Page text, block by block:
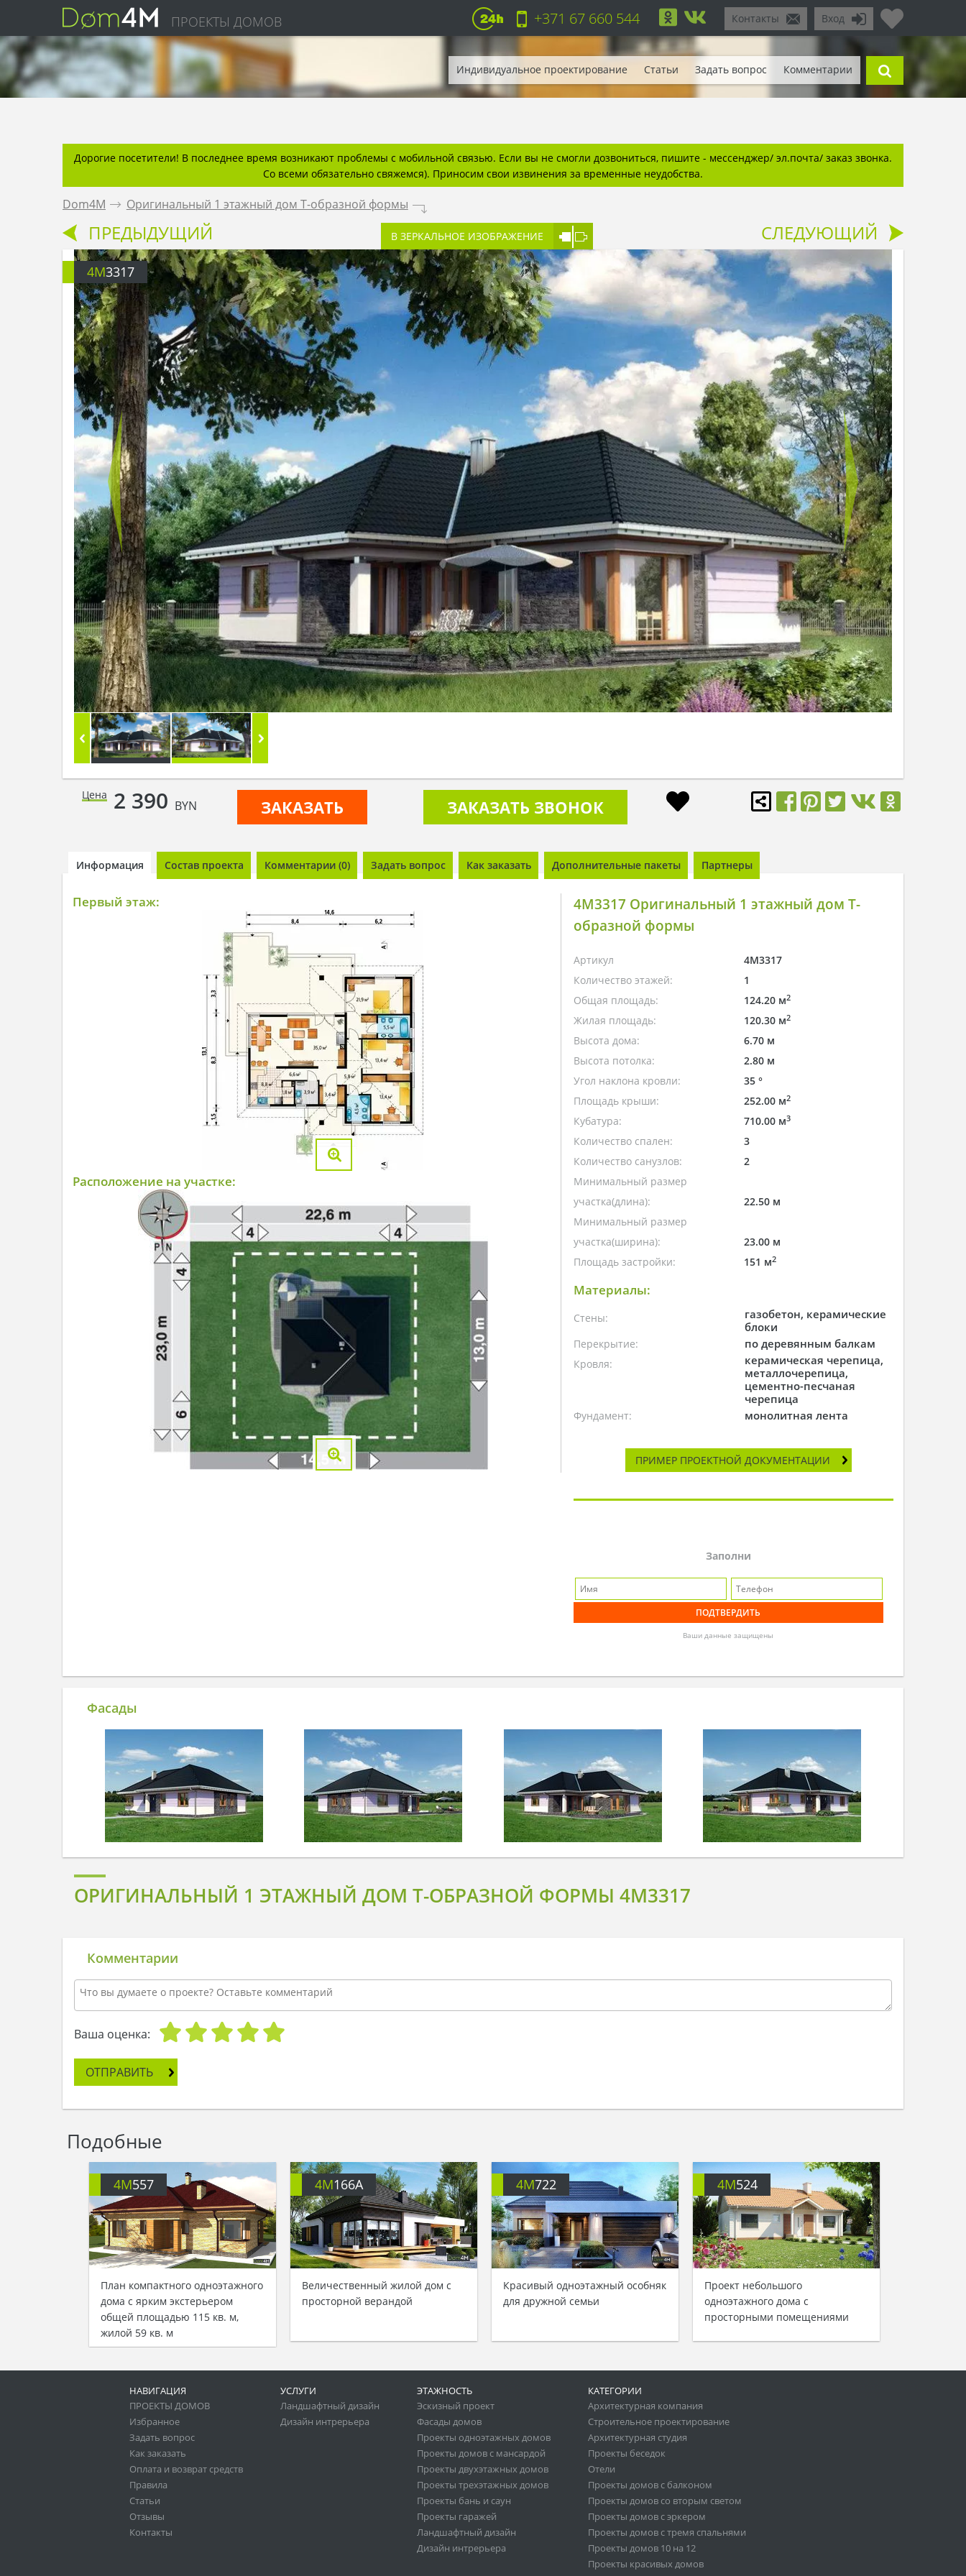
ПРОЕКТЫ ДОМОВ Вход
Контакты
+371 67 660 544
Индивидуальное проектирование Статьи Задать вопрос Комментарии
Дорогие посетители! В последнее время возникают проблемы с мобильной связью. Если вы не смогли дозвониться, пишите - мессенджер/ эл.почта/ заказ звонка.
Со всеми обязательно свяжемся). Приносим свои извинения за временные неудобства.
Dom4M . Оригинальный 1 этажный дом Т-образной формы .
ПРЕДЫДУЩИЙ В ЗЕРКАЛЬНОЕ ИЗОБРАЖЕНИЕ СЛЕДУЮЩИЙ
4M3317
Цена 2 390 BYN ЗАКАЗАТЬ ЗАКАЗАТЬ ЗВОНОК
Информация Состав проекта Комментарии (0) Задать вопрос Как заказать Дополнительные пакеты Партнеры
Первый этаж:
Расположение на участке:
4M3317 Оригинальный 1 этажный дом Т-
образной формы
Артикул
4M3317
Количество этажей:
1
Общая площадь:
124.20 м2
Жилая площадь: 120.30 м2
Высота дома:
6.70 м
Высота потолка:
2.80 м
Угол наклона кровли:
35 °
Площадь крыши:
252.00 м2
Кубатура: 710.00 м3
Количество спален:
3
Количество санузлов:
2
Минимальный размер
участка(длина):
22.50 м
Минимальный размер
участка(ширина):
23.00 м
Площадь застройки:
151 м2
Материалы:
Стены:
газобетон, керамические
блоки
Перекрытие: по деревянным балкам
Кровля:
керамическая черепица,
металлочерепица,
цементно-песчаная
черепица
Фундамент: монолитная лента
ПРИМЕР ПРОЕКТНОЙ ДОКУМЕНТАЦИИ
Заполни
Ваши данные защищены
Фасады
ОРИГИНАЛЬНЫЙ 1 ЭТАЖНЫЙ ДОМ Т-ОБРАЗНОЙ ФОРМЫ 4M3317
Комментарии
Ваша оценка:
ОТПРАВИТЬ
Подобные
4M557
План компактного одноэтажного
дома с ярким экстерьером
общей площадью 115 кв. м,
жилой 59 кв. м
4M166A
Величественный жилой дом с
просторной верандой
4M722
Красивый одноэтажный особняк
для дружной семьи
4M524
Проект небольшого
одноэтажного дома с
просторными помещениями
НАВИГАЦИЯ
ПРОЕКТЫ ДОМОВ
Избранное
Задать вопрос
Как заказать
Оплата и возврат средств
Правила
Статьи
Отзывы
Контакты
УСЛУГИ
Ландшафтный дизайн
Дизайн интрерьера
ЭТАЖНОСТЬ
Эскизный проект
Фасады домов
Проекты одноэтажных домов
Проекты домов с мансардой
Проекты двухэтажных домов
Проекты трехэтажных домов
Проекты бань и саун
Проекты гаражей
Ландшафтный дизайн
Дизайн интрерьера
КАТЕГОРИИ
Архитектурная компания
Строительное проектирование
Архитектурная студия
Проекты беседок
Отели
Проекты домов с балконом
Проекты домов со вторым светом
Проекты домов с эркером
Проекты домов с тремя спальнями
Проекты домов 10 на 12
Проекты красивых домов